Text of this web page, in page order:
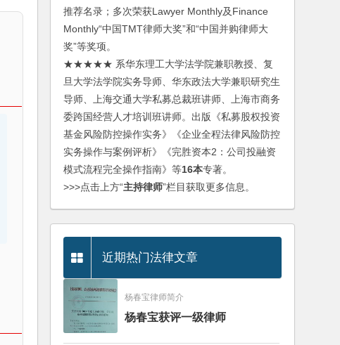
推荐名录；多次荣获Lawyer Monthly及Finance
Monthly“中国TMT律师大奖”和“中国并购律师大
奖”等奖项。
★★★★★ 系华东理工大学法学院兼职教授、复
旦大学法学院实务导师、华东政法大学兼职研究生
导师、上海交通大学私募总裁班讲师、上海市商务
委跨国经营人才培训班讲师。出版《私募股权投资
基金风险防控操作实务》《企业全程法律风险防控
实务操作与案例评析》《完胜资本2：公司投融资
模式流程完全操作指南》等16本专著。
>>>点击上方“主持律师”栏目获取更多信息。
近期热门法律文章
杨春宝律师简介
杨春宝获评一级律师